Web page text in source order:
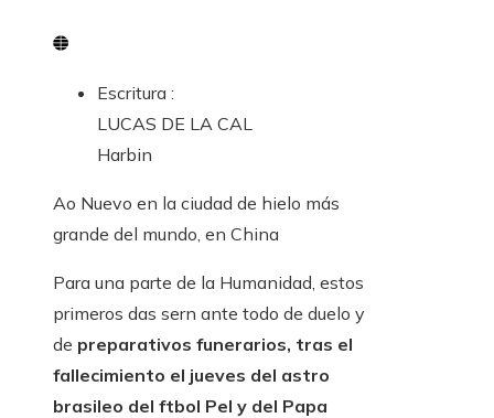
Escritura :
LUCAS DE LA CAL
Harbin
Ao Nuevo en la ciudad de hielo más
grande del mundo, en China
Para una parte de la Humanidad, estos
primeros das sern ante todo de duelo y
de preparativos funerarios, tras el
fallecimiento el jueves del astro
brasileo del ftbol Pel y del Papa